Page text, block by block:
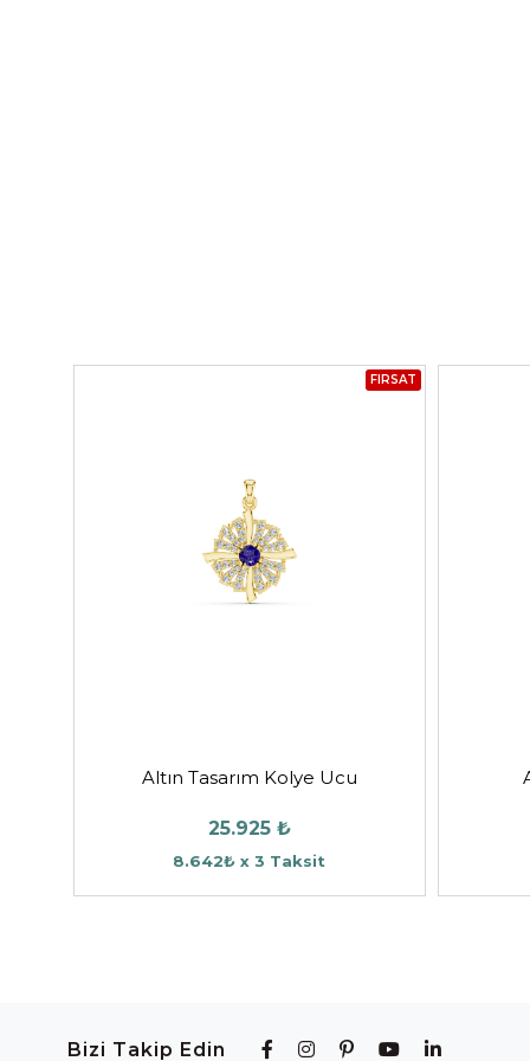
FIRSAT
Altın Tasarım Kolye Ucu
25.925 ₺
8.642₺ x 3 Taksit
Bizi Takip Edin